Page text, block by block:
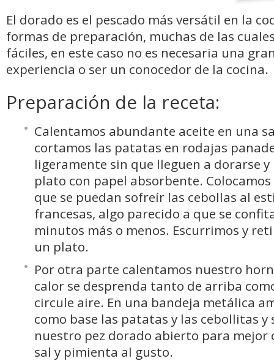
El dorado es el pescado más versátil en la
formas de preparación, muchas de las
fáciles, en este caso no es necesaria una
experiencia o ser un conocedor de la cocina.
Preparación de la receta:
Calentamos abundante aceite en una
cortamos las patatas en rodajas
ligeramente sin que lleguen a dorarse
plato con papel absorbente.
que se puedan sofreír las cebollas al
francesas, algo parecido a que se
minutos más o menos. Escurrimos y
un plato.
Por otra parte calentamos nuestro
calor se desprenda tanto de arriba
circule aire. En una bandeja metálica
como base las patatas y las cebollitas y
nuestro pez dorado abierto para mejor
sal y pimienta al gusto.